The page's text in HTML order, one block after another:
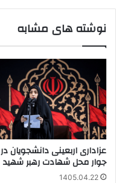
نوشته های مشابه
عزاداری اربعینی دانشجویان در
جوار محل شهادت رهبر شهید
1405.04.22